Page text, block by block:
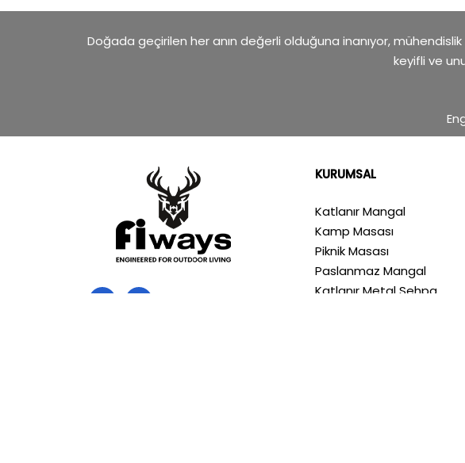
Doğada geçirilen her anın değerli olduğuna inanıyor,
keyifli ve
KURUMSAL
Katlanır Mangal
Kamp Masası
Piknik Masası
Paslanmaz Mangal
Katlanır Metal Sehpa